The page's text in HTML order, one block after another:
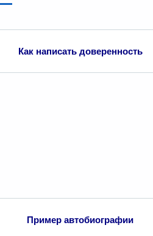
Как написать доверенность
Пример автобиографии